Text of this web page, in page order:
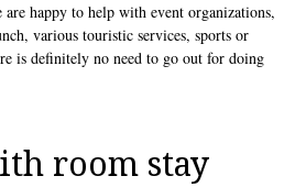
happy to help with event organizations,
various touristic services, sports or
is definitely no need to go out for doing
room stay